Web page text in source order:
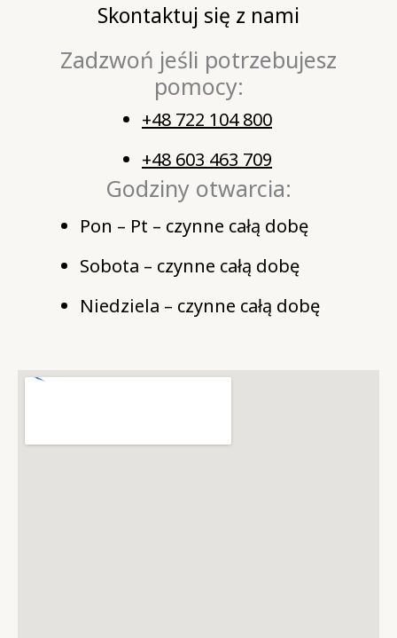
Skontaktuj się z nami
Zadzwoń jeśli potrzebujesz
pomocy:
+48 722 104 800
+48 603 463 709
Godziny otwarcia:
Pon – Pt – czynne całą dobę
Sobota – czynne całą dobę
Niedziela – czynne całą dobę